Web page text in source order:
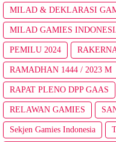
MILAD & DEKLARASI
MILAD GAMIES
PEMILU 2024
RAMADHAN 1444 / 2023 M
RAPAT PLENO DPP GAAS
RELAWAN GAMIES
Sekjen Gamies Indonesia